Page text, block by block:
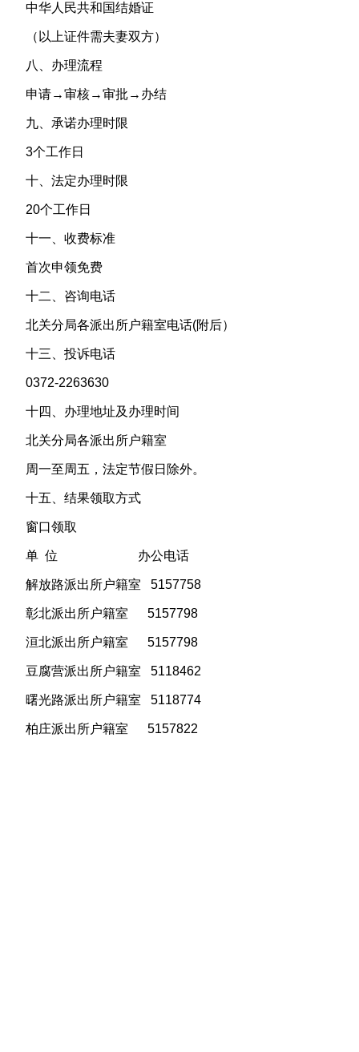
中华人民共和国结婚证
（以上证件需夫妻双方）
八、办理流程
申请→审核→审批→办结
九、承诺办理时限
3个工作日
十、法定办理时限
20个工作日
十一、收费标准
首次申领免费
十二、咨询电话
北关分局各派出所户籍室电话(附后）
十三、投诉电话
0372-2263630
十四、办理地址及办理时间
北关分局各派出所户籍室
周一至周五，法定节假日除外。
十五、结果领取方式
窗口领取
单 位 办公电话
解放路派出所户籍室 5157758
彰北派出所户籍室 5157798
洹北派出所户籍室 5157798
豆腐营派出所户籍室 5118462
曙光路派出所户籍室 5118774
柏庄派出所户籍室 5157822